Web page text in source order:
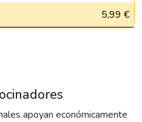
5,99 €
apoyan económicamente